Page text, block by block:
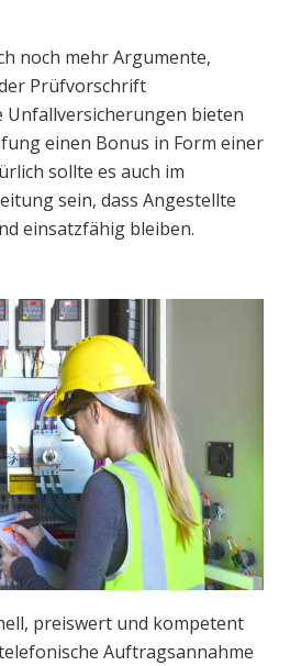
noch mehr Argumente,
Prüfvorschrift
Unfallversicherungen bieten
einen Bonus in Form einer
sollte es auch im
sein, dass Angestellte
einsatzfähig bleiben.
preiswert und kompetent
Auftragsannahme